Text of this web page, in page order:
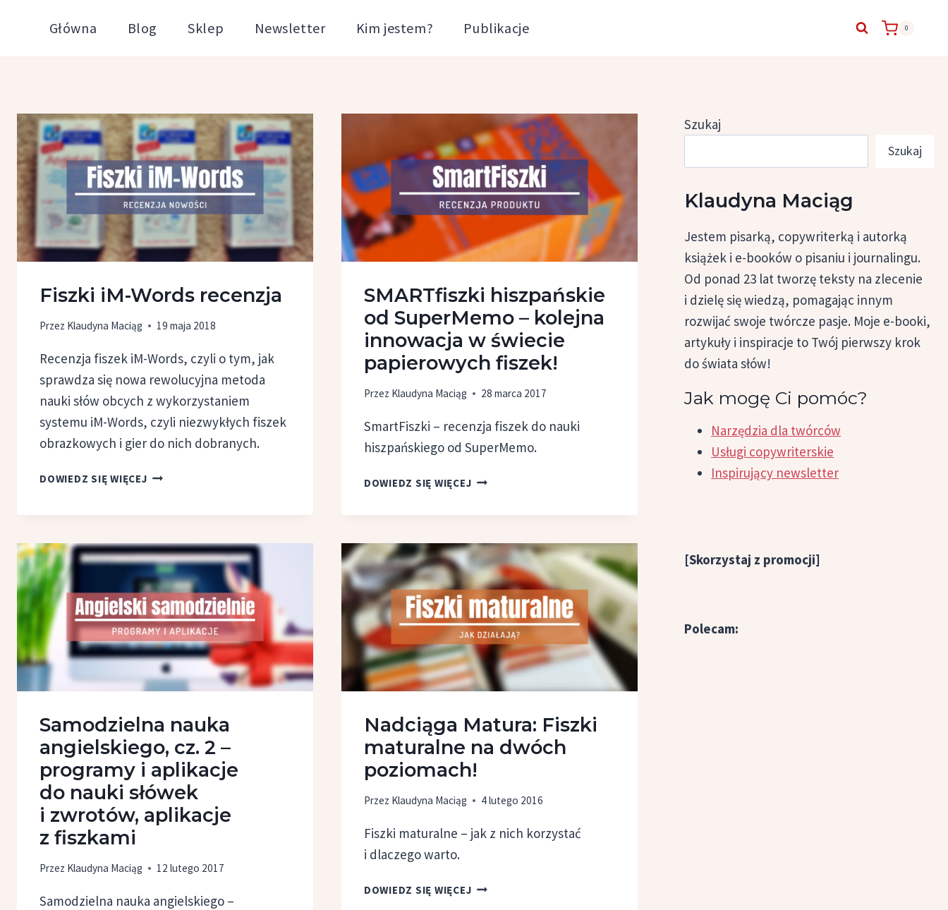
Główna Blog Sklep Newsletter Kim jestem? Publikacje 0
Fiszki iM-Words recenzja
Przez Klaudyna Maciąg 19 maja 2018
Recenzja fiszek iM-Words, czyli o tym, jak
sprawdza się nowa rewolucyjna metoda
nauki słów obcych z wykorzystaniem
systemu iM-Words, czyli niezwykłych fiszek
obrazkowych i gier do nich dobranych.
DOWIEDZ SIĘ WIĘCEJFISZKI
SMARTfiszki hiszpańskie
od SuperMemo – kolejna
innowacja w świecie
papierowych fiszek!
Przez Klaudyna Maciąg 28 marca 2017
SmartFiszki – recenzja fiszek do nauki
hiszpańskiego od SuperMemo.
DOWIEDZ SIĘ WIĘCEJSMARTFISZKI
KOLEJNA
INNOWACJA
W ŚWIECIE
PAPIEROWYCH
FISZEK!
Samodzielna nauka
angielskiego, cz. 2 –
programy i aplikacje
do nauki słówek
i zwrotów, aplikacje
z fiszkami
Przez Klaudyna Maciąg 12 lutego 2017
Samodzielna nauka angielskiego –
Nadciąga Matura: Fiszki
maturalne na dwóch
poziomach!
Przez Klaudyna Maciąg 4 lutego 2016
Fiszki maturalne – jak z nich korzystać
i dlaczego warto.
DOWIEDZ SIĘ WIĘCEJNADCIĄGA
Szukaj
Szukaj
Klaudyna Maciąg
Jestem pisarką, copywriterką i autorką
książek i e-booków o pisaniu i journalingu.
Od ponad 23 lat tworzę teksty na zlecenie
i dzielę się wiedzą, pomagając innym
rozwijać swoje twórcze pasje. Moje e-booki,
artykuły i inspiracje to Twój pierwszy krok
do świata słów!
Jak mogę Ci pomóc?
Narzędzia dla twórców
Usługi copywriterskie
Inspirujący newsletter
[Skorzystaj z promocji]
Polecam: